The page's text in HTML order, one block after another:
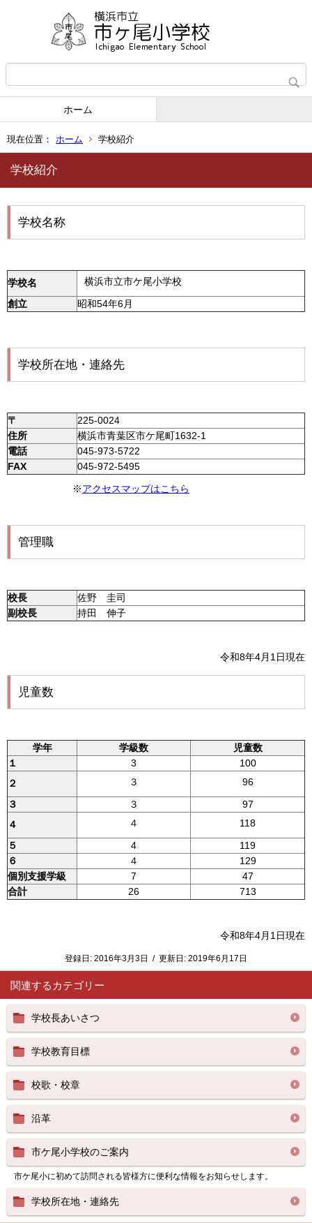
ホーム
現在位置： ホーム 学校紹介
学校紹介
学校名称
学校名
横浜市立市ケ尾小学校
創立
昭和54年6月
学校所在地・連絡先
〒
225-0024
住所
横浜市青葉区市ケ尾町1632-1
電話
045-973-5722
FAX
045-972-5495
※アクセスマップはこちら
管理職
校長
佐野 圭司
副校長
持田 伸子
令和8年4月1日現在
児童数
学年 学級数
児童数
１
3
100
２
３
96
３
３
97
４
４
118
５
4
119
６
４
129
個別支援学級
7
47
合計
26 713
令和8年4月1日現在
登録日: 2016年3月3日 / 更新日: 2019年6月17日
関連するカテゴリー
学校長あいさつ
学校教育目標
校歌・校章
沿革
市ケ尾小学校のご案内
市ケ尾小に初めて訪問される皆様方に便利な情報をお知らせします。
学校所在地・連絡先